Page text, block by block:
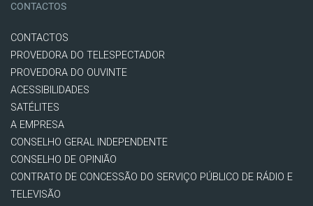
CONTACTOS
CONTACTOS
PROVEDORA DO TELESPECTADOR
PROVEDORA DO OUVINTE
ACESSIBILIDADES
SATÉLITES
A EMPRESA
CONSELHO GERAL INDEPENDENTE
CONSELHO DE OPINIÃO
CONTRATO DE CONCESSÃO DO SERVIÇO PÚBLICO DE RÁDIO E
TELEVISÃO